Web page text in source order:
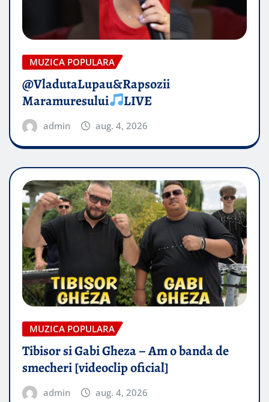
MUZICA POPULARA
@VladutaLupau&Rapsozii
Maramuresului
LIVE
admin aug. 4, 2026
MUZICA POPULARA
Tibisor si Gabi Gheza – Am o banda de
smecheri [videoclip oficial]
admin aug. 4, 2026